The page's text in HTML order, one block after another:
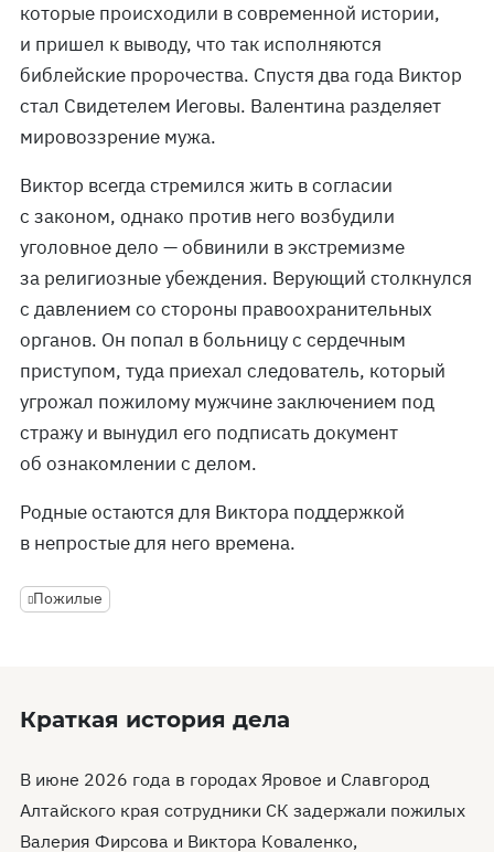
которые происходили в современной истории,
и пришел к выводу, что так исполняются
библейские пророчества. Спустя два года Виктор
стал Свидетелем Иеговы. Валентина разделяет
мировоззрение мужа.
Виктор всегда стремился жить в согласии
с законом, однако против него возбудили
уголовное дело — обвинили в экстремизме
за религиозные убеждения. Верующий столкнулся
с давлением со стороны правоохранительных
органов. Он попал в больницу с сердечным
приступом, туда приехал следователь, который
угрожал пожилому мужчине заключением под
стражу и вынудил его подписать документ
об ознакомлении с делом.
Родные остаются для Виктора поддержкой
в непростые для него времена.
Пожилые
Краткая история дела
В июне 2026 года в городах Яровое и Славгород
Алтайского края сотрудники СК задержали пожилых
Валерия Фирсова и Виктора Коваленко,